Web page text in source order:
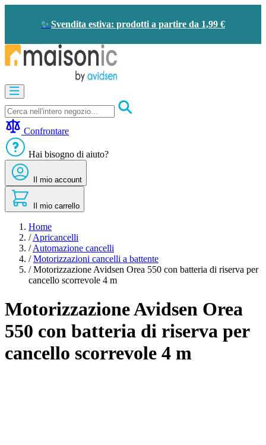
✨ Svendita estiva: prodotti a partire da 1,99 €
Videocitofono
-
Campanello
-
risparmio
energetico
Sicurezza
Comfort
domestico
e
sconti
Confrontare
Hai bisogno di aiuto?
Il mio account
Il mio carrello
Home
/ Apricancelli
/ Automazione cancelli
/ Motorizzazioni cancelli a battente
/ Motorizzazione Avidsen Orea 550 con batteria di riserva per
cancello scorrevole 4 m
Motorizzazione Avidsen Orea
550 con batteria di riserva per
cancello scorrevole 4 m